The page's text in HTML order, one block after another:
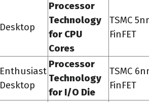
Desktop
Processor
Technology
for CPU
Cores
TSMC
FinFET
Enthusiast
Desktop
Processor
Technology
for I/O Die
TSMC
FinFET